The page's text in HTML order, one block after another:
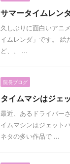
サマータイムレン
久しぶりに面白いアニ
イムレンダ」です。
ど、、 ...
院長ブログ
タイムマシはジェ
最近、あるドライバー
イムマシンはジェット
ネタの多い作品で ...